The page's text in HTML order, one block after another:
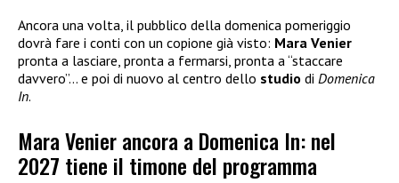
Ancora una volta, il pubblico della domenica pomeriggio
dovrà fare i conti con un copione già visto: Mara Venier
pronta a lasciare, pronta a fermarsi, pronta a “staccare
davvero”… e poi di nuovo al centro dello studio di Domenica
In.
Mara Venier ancora a Domenica In: nel
2027 tiene il timone del programma